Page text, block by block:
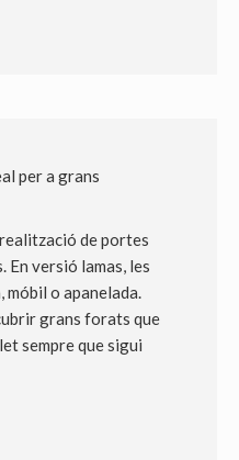
per a grans
de portes
En versió lamas, les
o apanelada.
grans forats que
sempre que sigui